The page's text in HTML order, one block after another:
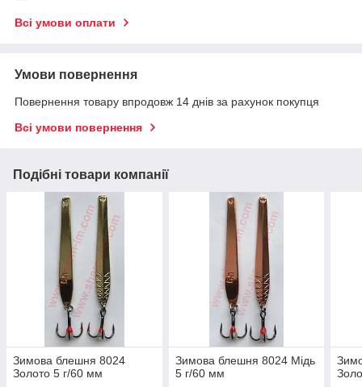
Всі умови оплати
Умови повернення
Повернення товару впродовж 14 днів за рахунок покупця
Всі умови повернення
Подібні товари компанії
Зимова блешня 8024
Золото 5 г/60 мм
Зимова блешня 8024 Мідь
5 г/60 мм